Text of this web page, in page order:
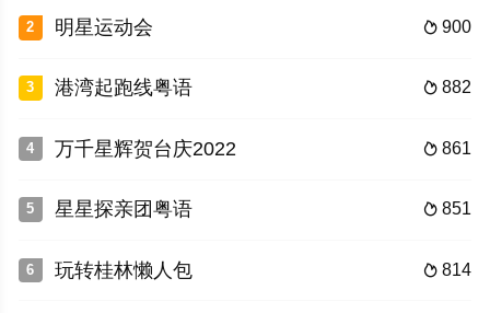
2  900
明星运动会
3  882
港湾起跑线粤语
4  861
万千星辉贺台庆2022
5  851
星星探亲团粤语
6  814
玩转桂林懒人包